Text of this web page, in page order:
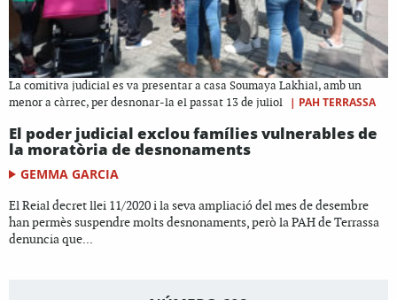
La comitiva judicial es va presentar a casa Soumaya Lakhial, amb un
menor a càrrec, per desnonar-la el passat 13 de juliol
| PAH TERRASSA
El poder judicial exclou famílies vulnerables de
la moratòria de desnonaments
GEMMA GARCIA
El Reial decret llei 11/2020 i la seva ampliació del mes de desembre
han permès suspendre molts desnonaments, però la PAH de Terrassa
denuncia que...